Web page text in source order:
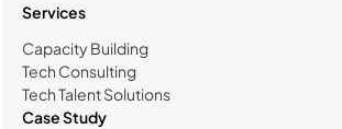
Services
Capacity Building
Tech Consulting
Tech Talent Solutions
Case Study